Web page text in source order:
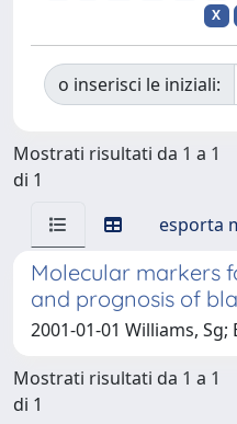
X
o inserisci le iniziali:
Mostrati risultati da 1 a 1
di 1
esporta
Molecular markers
and prognosis of
2001-01-01 Williams, Sg;
Mostrati risultati da 1 a 1
di 1